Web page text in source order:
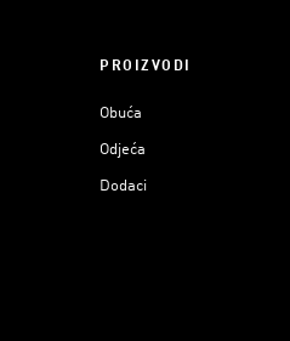
PROIZVODI
Obuća
Odjeća
Dodaci